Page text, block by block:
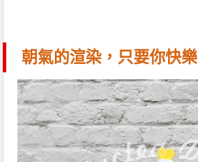
朝氣的渲染，只要你快樂